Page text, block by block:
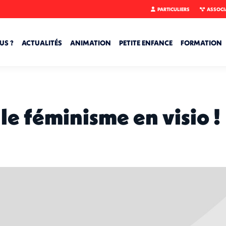
PARTICULIERS
? ACTUALITÉS ANIMATION PETITE ENFANCE FORMATION
féminisme en visio !